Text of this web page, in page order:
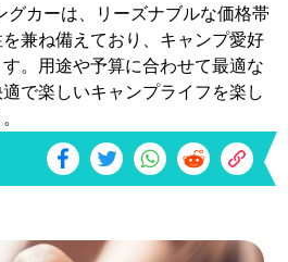
カーは、リーズナブルな価格帯
兼ね備えており、キャンプ愛好
。用途や予算に合わせて最適な
で楽しいキャンプライフを楽し